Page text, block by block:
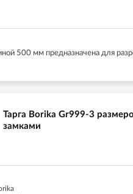
500 мм предназначена для
Тарга Borika Gr999-3
замками